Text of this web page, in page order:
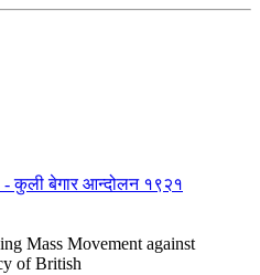
कुली बेगार आन्दोलन १९२१
Mass Movement against
of British